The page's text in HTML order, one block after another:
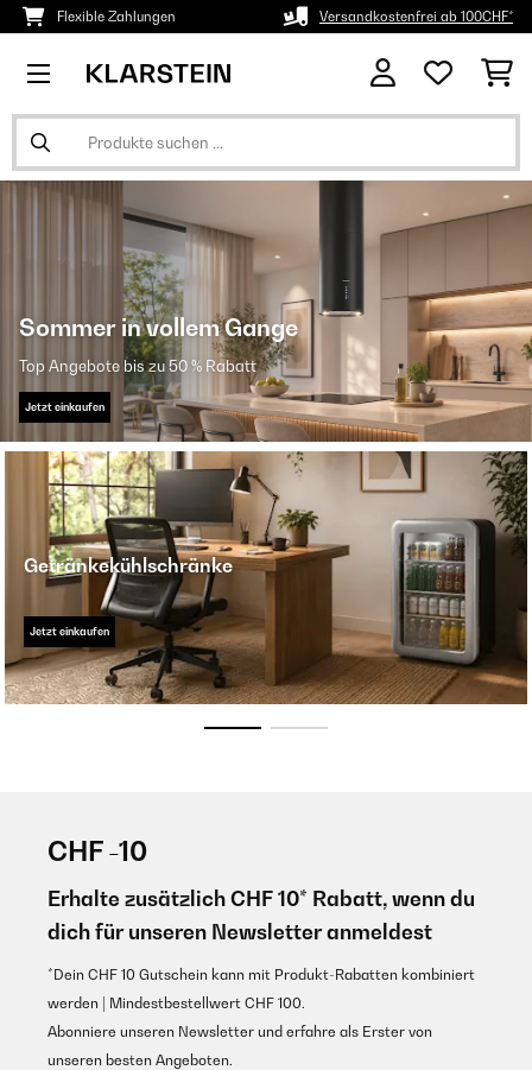
Flexible Zahlungen Versandkostenfrei ab 100CHF*
Sommer in vollem Gange
Top Angebote bis zu 50 % Rabatt
Jetzt einkaufen
Getränkekühlschränke
Jetzt einkaufen
CHF -10
Erhalte zusätzlich CHF 10* Rabatt, wenn du
dich für unseren Newsletter anmeldest
*Dein CHF 10 Gutschein kann mit Produkt-Rabatten kombiniert
werden | Mindestbestellwert CHF 100.
Abonniere unseren Newsletter und erfahre als Erster von
unseren besten Angeboten.